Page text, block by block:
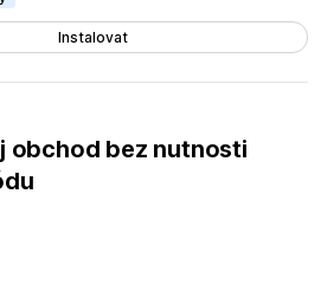
Instalovat
obchod bez nutnosti